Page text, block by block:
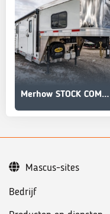
Merhow STOCK COMBO NON-STANDARD FLOOR PLAN
Bedrijf
Mascus-sites